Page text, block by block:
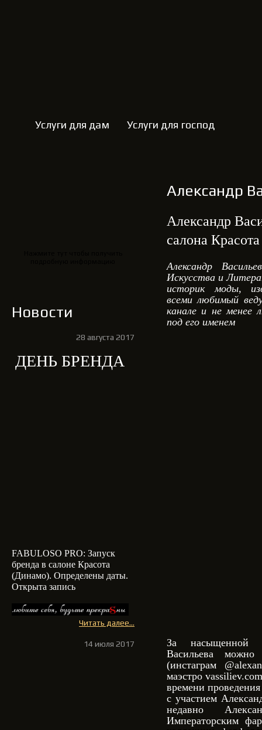
Услуги для дам Услуги для господ
Новости
28 августа 2017
ДЕНЬ БРЕНДА
FABULOSO PRO: Запуск
бренда в салоне Красота
(Динамо). Определены даты.
Открыта запись
Читать далее...
14 июля 2017
Александр
Александр
салона Красота
Александр
Искусства и
историк моды,
всеми любимый
канале и не менее
под его именем
За насыщенной
Васильева
(инстаграм
маэстро
времени
с участием
недавно
Императорским